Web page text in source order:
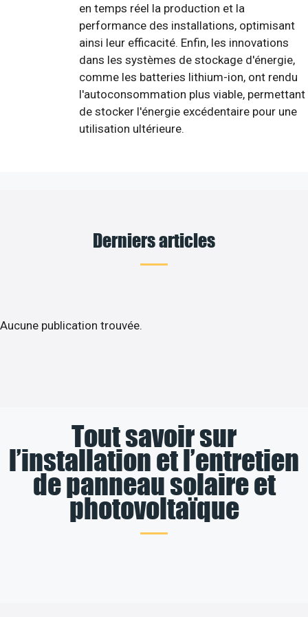
en temps réel la production et la
performance des installations, optimisant
ainsi leur efficacité. Enfin, les innovations
dans les systèmes de stockage d'énergie,
comme les batteries lithium-ion, ont rendu
l'autoconsommation plus viable, permettant
de stocker l'énergie excédentaire pour une
utilisation ultérieure.
Derniers articles
Aucune publication trouvée.
Tout savoir sur
l’installation et l’entretien
de panneau solaire et
photovoltaïque